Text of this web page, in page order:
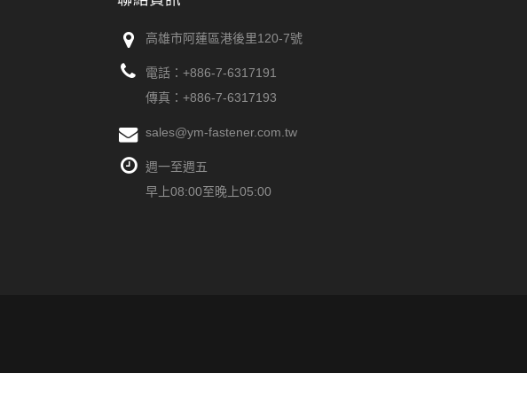
高雄市阿蓮區港後里120-7號
電話： +886-7-6317191
傳真：+886-7-6317193
sales@ym-fastener.com.tw
週一至週五
早上08:00至晚上05:00